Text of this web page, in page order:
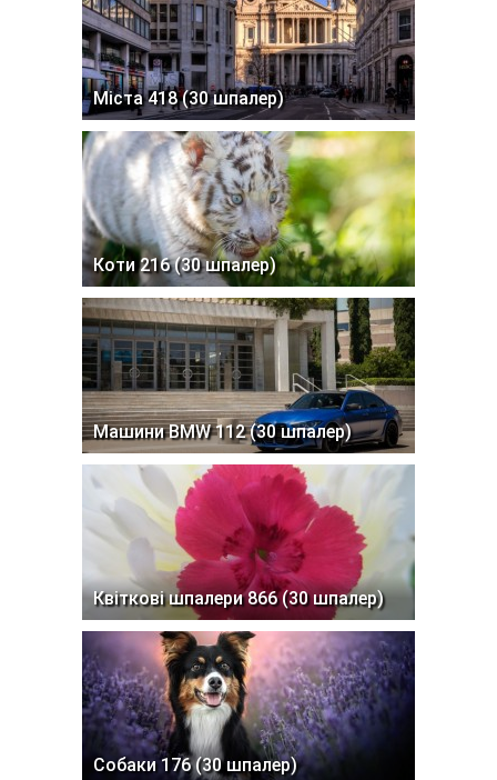
Міста 418 (30 шпалер)
Коти 216 (30 шпалер)
Машини BMW 112 (30 шпалер)
Квіткові шпалери 866 (30 шпалер)
Собаки 176 (30 шпалер)